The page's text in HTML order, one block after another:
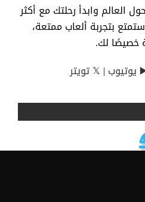
العالم وابدأرحلتكمع أكثر
بتجربة ألعابممتعة،
خصيصًا لك.
يوتيوب |
𝕏تويتر